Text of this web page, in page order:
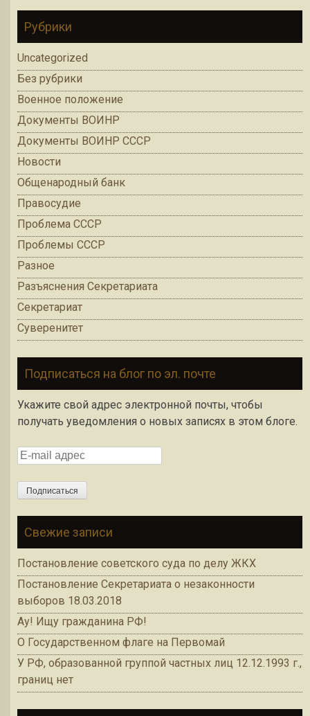
Рубрики
Uncategorized
Без рубрики
Военное положение
Документы ВОИНР
Документы ВОИНР СССР
Новости
Общенародный банк
Правосудие
Проблема СССР
Проблемы СССР
Разное
Разъяснения Секретариата
Секретариат
Суверенитет
Подписаться на блог по эл. почте
Укажите свой адрес электронной почты, чтобы
получать уведомления о новых записях в этом блоге.
E-mail адрес
Подписаться
Свежие записи
Постановление советского суда по делу ЖКХ
Постановление Секретариата о незаконности
выборов 18.03.2018
Ау! Ищу гражданина РФ!
О Государственном флаге на Первомай
У РФ, образованной группой частных лиц 12.12.1993 г.,
границ нет